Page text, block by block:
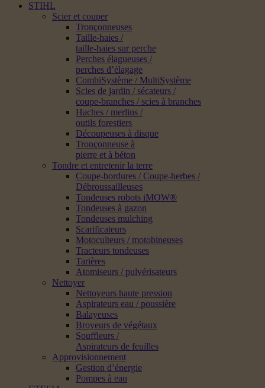
STIHL
Scier et couper
Tronçonneuses
Taille-haies /
taille-haies sur perche
Perches élagueuses /
perches d’élagage
CombiSystème / MultiSystème
Scies de jardin / sécateurs /
coupe-branches / scies à branches
Haches / merlins /
outils forestiers
Découpeuses à disque
Tronçonneuse à
pierre et à béton
Tondre et entretenir la terre
Coupe-bordures / Coupe-herbes /
Débroussailleuses
Tondeuses robots iMOW®
Tondeuses à gazon
Tondeuses mulching
Scarificateurs
Motoculteurs / motobineuses
Tracteurs tondeuses
Tarières
Atomiseurs / pulvérisateurs
Nettoyer
Nettoyeurs haute pression
Aspirateurs eau / poussière
Balayeuses
Broyeurs de végétaux
Souffleurs /
Aspirateurs de feuilles
Approvisionnement
Gestion d’énergie
Pompes à eau